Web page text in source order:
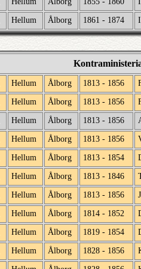
Hellum Ålborg 1861 - 1874
Hellum Ålborg 1813 - 1856
Hellum Ålborg 1813 - 1856
Hellum Ålborg 1813 - 1856
Hellum Ålborg 1813 - 1856
Hellum Ålborg 1813 - 1854
Hellum Ålborg 1813 - 1846
Hellum Ålborg 1813 - 1856
Hellum Ålborg 1814 - 1852
Hellum Ålborg 1819 - 1854
Hellum Ålborg 1828 - 1856